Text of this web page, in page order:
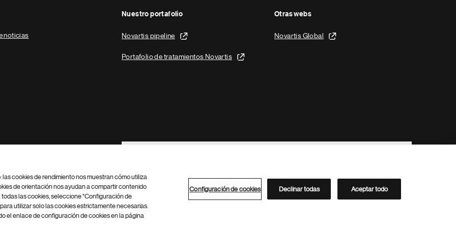
noticias
Nuestro portafolio
Novartis pipeline
Portafolio de tratamientos Novartis
Otras webs
Novartis Global
Footer Site Search
Configuración de cookies Mapa del sitio
Directorio de Novartis
cookies de rendimiento nos muestran cómo utiliza
de orientación nos ayudan a compartir contenido
las cookies, seleccione "Configuración de
utilizar solo las cookies estrictamente necesarias.
el enlace de configuración de cookies en la página
Configuración de cookies Declinar todas Aceptar todo